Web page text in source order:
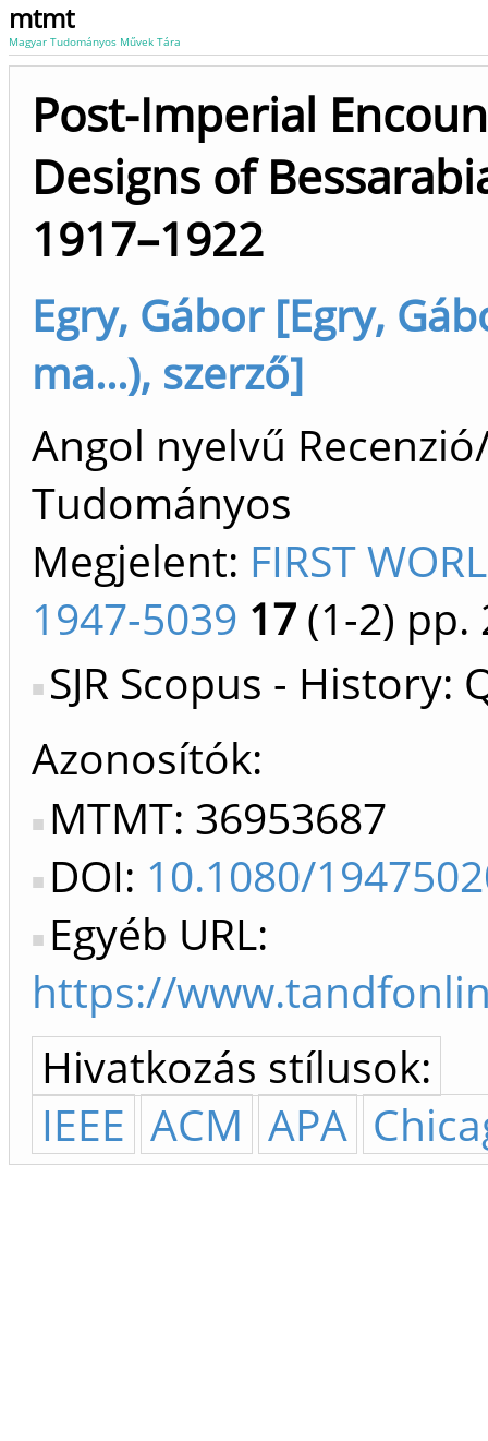
mtmt
Magyar Tudományos Művek Tára
Post-Imperial
Designs of
1917–1922
Egry, Gábor [Egry,
ma...), szerző]
Angol nyelvű
Tudományos
Megjelent: FIRST
1947-5039 17 (1-2) pp.
SJR Scopus - History:
Azonosítók
MTMT: 36953687
DOI: 10.1080/
Egyéb URL:
https://
Hivatkozás stílusok:
IEEE ACM APA